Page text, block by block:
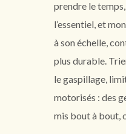
prendre le
l’essentiel, et
à son échelle,
plus durable.
le gaspillage,
motorisés : des
mis bout à bout,